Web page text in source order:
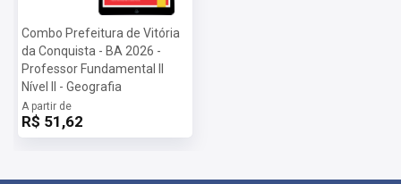
Combo Prefeitura de Vitória
da Conquista - BA 2026 -
Professor Fundamental II
Nível II - Geografia
A partir de
R$ 51,62